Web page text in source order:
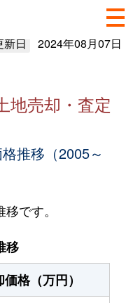
新日 2024年08月07日
地売却・査定
推移（2005～
です。
移
格（万円）